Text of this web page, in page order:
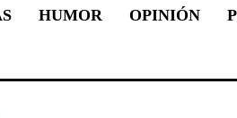
HUMOR OPINIÓN